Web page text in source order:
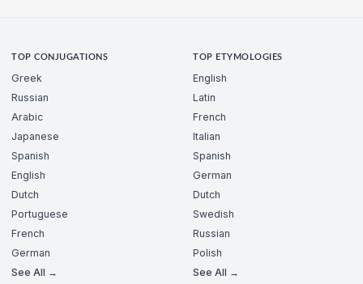
TOP CONJUGATIONS
Greek
Russian
Arabic
Japanese
Spanish
English
Dutch
Portuguese
French
German
See All →
TOP ETYMOLOGIES
English
Latin
French
Italian
Spanish
German
Dutch
Swedish
Russian
Polish
See All →